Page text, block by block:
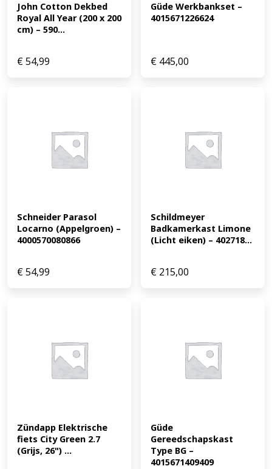
John Cotton Dekbed
Royal All Year (200 x 200
cm) – 590...
€54,99
Güde Werkbankset –
4015671226624
€ 445,00
Schneider Parasol
Locarno (Appelgroen) –
4000570080866
€54,99
Schildmeyer
Badkamerkast Limone
(Licht eiken) – 402718...
€ 215,00
Zündapp Elektrische
fiets City Green 2.7
(Grijs, 26") ...
Güde
Gereedschapskast
Type BG –
4015671409409